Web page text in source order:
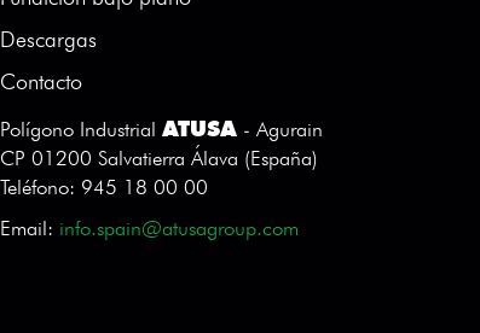
Descargas
Contacto
Polígono Industrial ATUSA- Agurain
CP 01200 Salvatierra Álava (España)
Teléfono: 945 18 00 00
Email: info.spain@atusagroup.com